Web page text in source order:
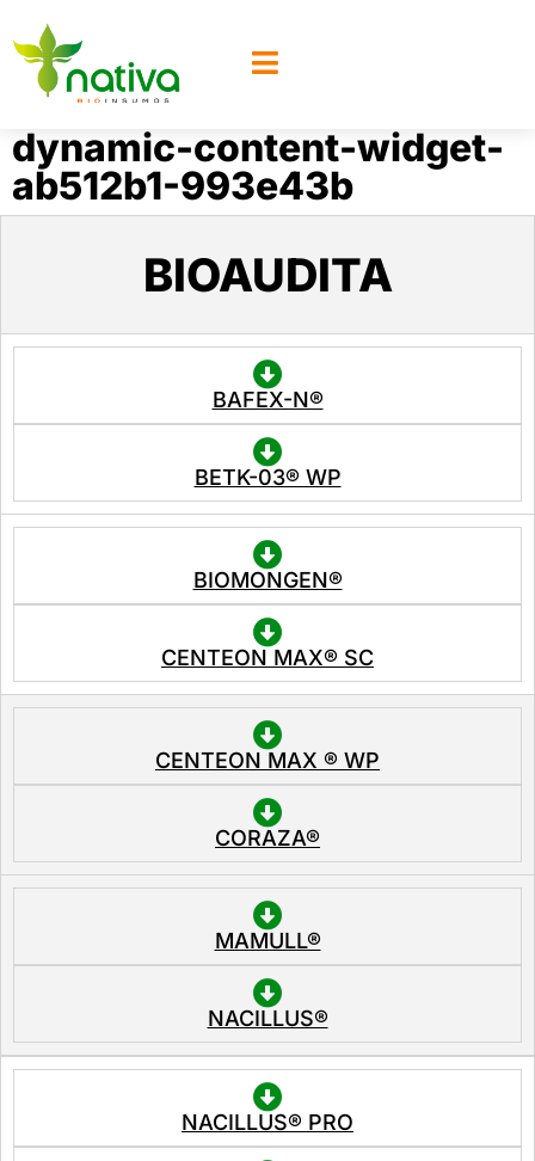
dynamic-content-widget-
ab512b1-993e43b
BIOAUDITA
BAFEX-N®
BETK-03® WP
BIOMONGEN®
CENTEON MAX® SC
CENTEON MAX ® WP
CORAZA®
MAMULL®
NACILLUS®
NACILLUS® PRO